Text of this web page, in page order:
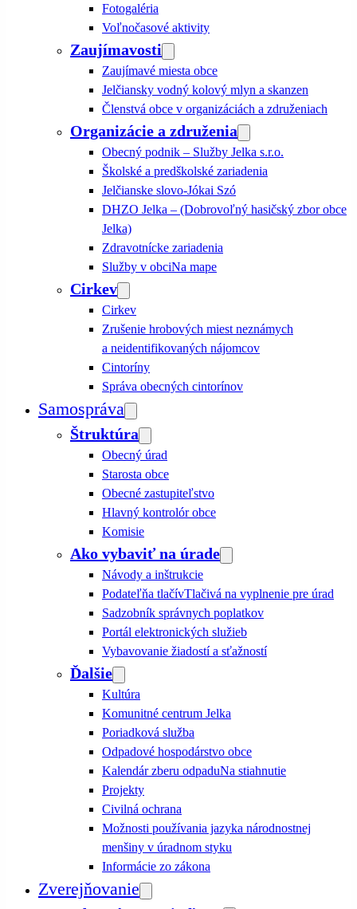
Fotogaléria
Voľnočasové aktivity
Zaujímavosti
Zaujímavé miesta obce
Jelčiansky vodný kolový mlyn a skanzen
Členstvá obce v organizáciách a združeniach
Organizácie a združenia
Obecný podnik – Služby Jelka s.r.o.
Školské a predškolské zariadenia
Jelčianske slovo-Jókai Szó
DHZO Jelka – (Dobrovoľný hasičský zbor obce
Jelka)
Zdravotnícke zariadenia
Služby v obciNa mape
Cirkev
Cirkev
Zrušenie hrobových miest neznámych
a neidentifikovaných nájomcov
Cintoríny
Správa obecných cintorínov
Samospráva
Štruktúra
Obecný úrad
Starosta obce
Obecné zastupiteľstvo
Hlavný kontrolór obce
Komisie
Ako vybaviť na úrade
Návody a inštrukcie
Podateľňa tlačívTlačivá na vyplnenie pre úrad
Sadzobník správnych poplatkov
Portál elektronických služieb
Vybavovanie žiadostí a sťažností
Ďalšie
Kultúra
Komunitné centrum Jelka
Poriadková služba
Odpadové hospodárstvo obce
Kalendár zberu odpaduNa stiahnutie
Projekty
Civilná ochrana
Možnosti používania jazyka národnostnej
menšiny v úradnom styku
Informácie zo zákona
Zverejňovanie